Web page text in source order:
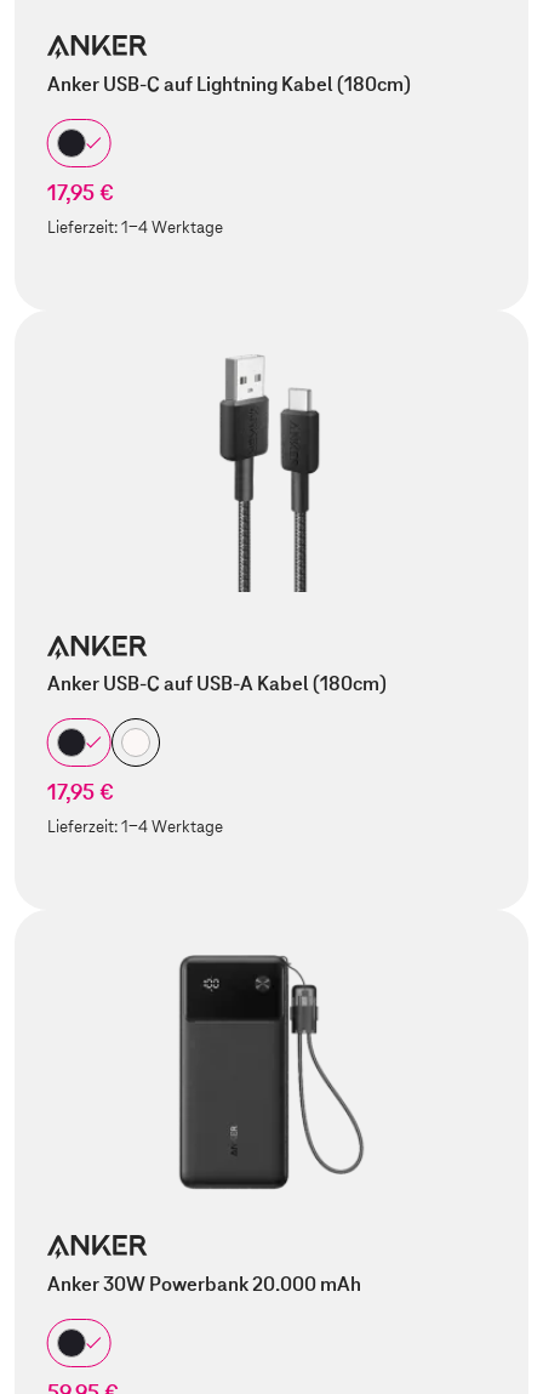
Anker USB-C auf Lightning Kabel (180cm)
17,95 €
Lieferzeit:1-4 Werktage
Anker USB-C auf USB-A Kabel (180cm)
17,95 €
Lieferzeit:1-4 Werktage
Anker 30W Powerbank 20.000 mAh